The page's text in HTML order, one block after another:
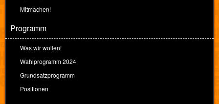
Mitmachen!
Programm
Was wir wollen!
Wahlprogramm 2024
Grundsatzprogramm
Positionen